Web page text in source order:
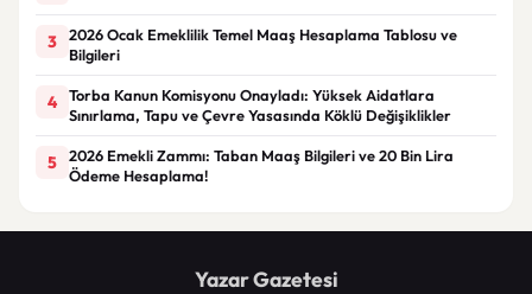
3
2026 Ocak Emeklilik Temel Maaş Hesaplama Tablosu ve
Bilgileri
4
Torba Kanun Komisyonu Onayladı: Yüksek Aidatlara
Sınırlama, Tapu ve Çevre Yasasında Köklü Değişiklikler
5
2026 Emekli Zammı: Taban Maaş Bilgileri ve 20 Bin Lira
Ödeme Hesaplama!
Yazar Gazetesi